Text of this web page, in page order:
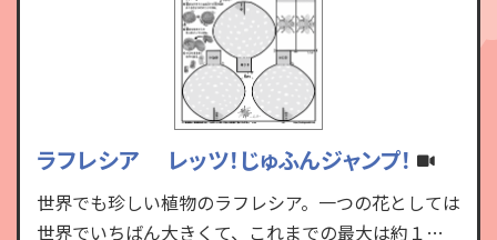
ラフレシア レッツ！じゅふんジャンプ！
世界でも珍しい植物のラフレシア。一つの花としては
世界でいちばん大きくて、これまでの最大は約１メ